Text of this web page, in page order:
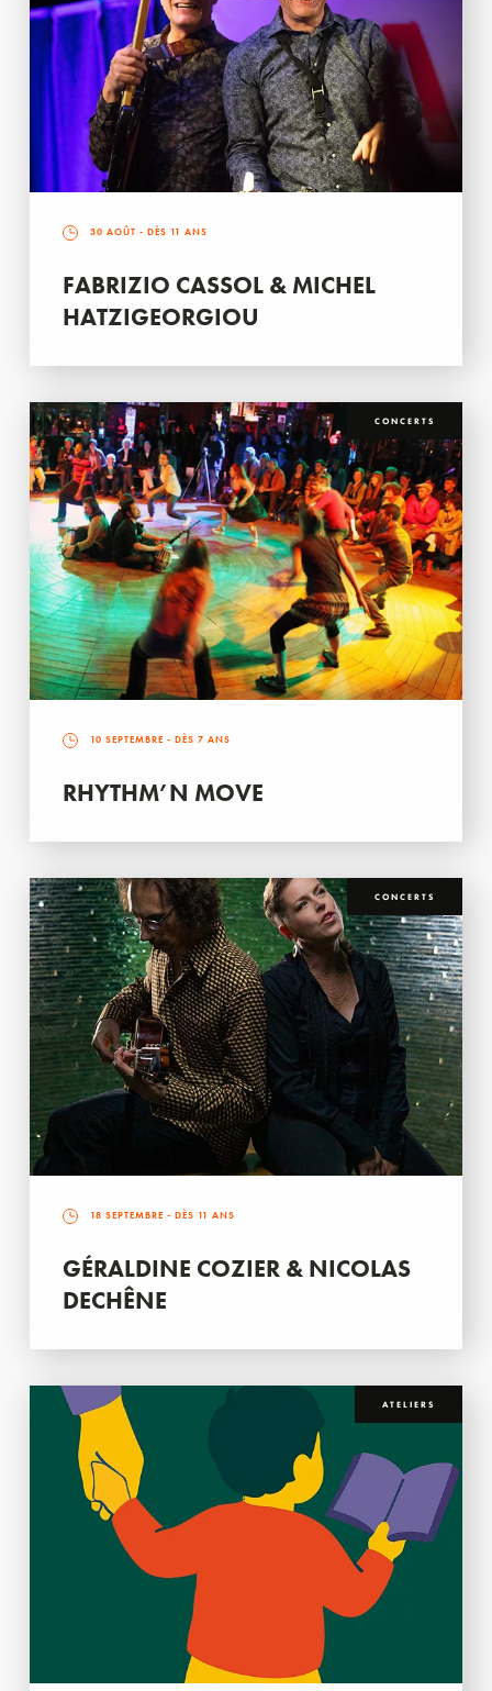
30 AOÛT - DÈS 11 ANS
FABRIZIO CASSOL & MICHEL
HATZIGEORGIOU
CONCERTS
10 SEPTEMBRE - DÈS 7 ANS
RHYTHM’N MOVE
CONCERTS
18 SEPTEMBRE - DÈS 11 ANS
GÉRALDINE COZIER & NICOLAS
DECHÊNE
ATELIERS